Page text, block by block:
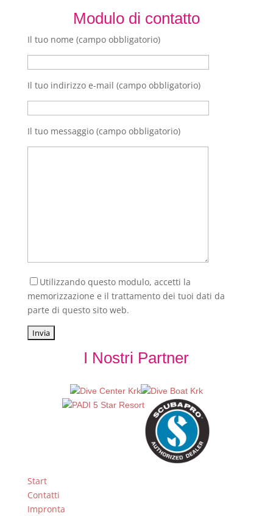
Modulo di contatto
Il tuo nome (campo obbligatorio)
Il tuo indirizzo e-mail (campo obbligatorio)
Il tuo messaggio (campo obbligatorio)
Utilizzando questo modulo, accetti la
memorizzazione e il trattamento dei tuoi dati da
parte di questo sito web.
I Nostri Partner
Start
Contatti
Impronta